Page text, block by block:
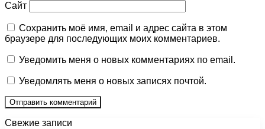
Сайт
Сохранить моё имя, email и адрес сайта в этом
браузере для последующих моих комментариев.
Уведомить меня о новых комментариях по email.
Уведомлять меня о новых записях почтой.
Свежие записи